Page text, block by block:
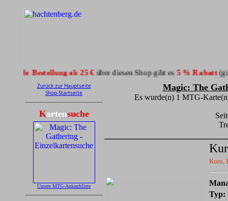
ab 25 €über diesen Shop gibt es5 % Rabatt(gilt nicht für
Zurück zur Hauptseite
Shop-Startseite
Kartensuche
Unsere MTG-Ankaufsliste
Magic: The
Es wurde(n) 1 MTG-
Kuro,
Typ: